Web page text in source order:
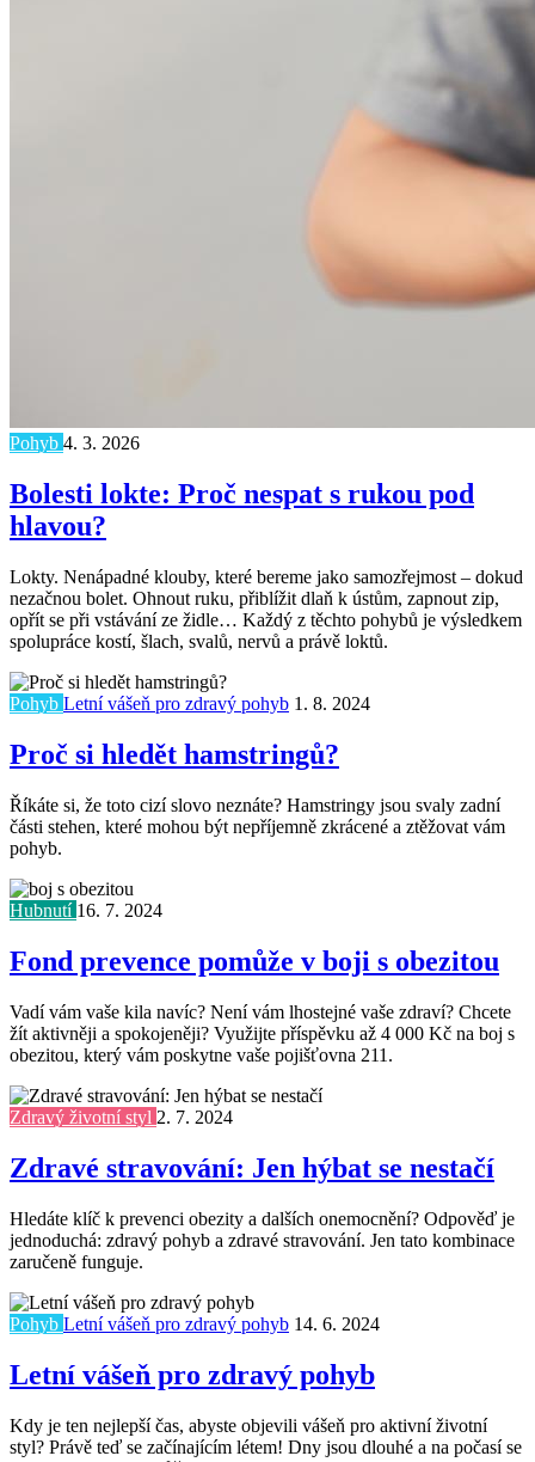
Pohyb 4. 3. 2026
Bolesti lokte: Proč nespat s rukou pod
hlavou?
Lokty. Nenápadné klouby, které bereme jako samozřejmost – dokud
nezačnou bolet. Ohnout ruku, přiblížit dlaň k ústům, zapnout zip,
opřít se při vstávání ze židle… Každý z těchto pohybů je výsledkem
spolupráce kostí, šlach, svalů, nervů a právě loktů.
Pohyb Letní vášeň pro zdravý pohyb 1. 8. 2024
Proč si hledět hamstringů?
Říkáte si, že toto cizí slovo neznáte? Hamstringy jsou svaly zadní
části stehen, které mohou být nepříjemně zkrácené a ztěžovat vám
pohyb.
Hubnutí 16. 7. 2024
Fond prevence pomůže v boji s obezitou
Vadí vám vaše kila navíc? Není vám lhostejné vaše zdraví? Chcete
žít aktivněji a spokojeněji? Využijte příspěvku až 4 000 Kč na boj s
obezitou, který vám poskytne vaše pojišťovna 211.
Zdravý životní styl 2. 7. 2024
Zdravé stravování: Jen hýbat se nestačí
Hledáte klíč k prevenci obezity a dalších onemocnění? Odpověď je
jednoduchá: zdravý pohyb a zdravé stravování. Jen tato kombinace
zaručeně funguje.
Pohyb Letní vášeň pro zdravý pohyb 14. 6. 2024
Letní vášeň pro zdravý pohyb
Kdy je ten nejlepší čas, abyste objevili vášeň pro aktivní životní
styl? Právě teď se začínajícím létem! Dny jsou dlouhé a na počasí se